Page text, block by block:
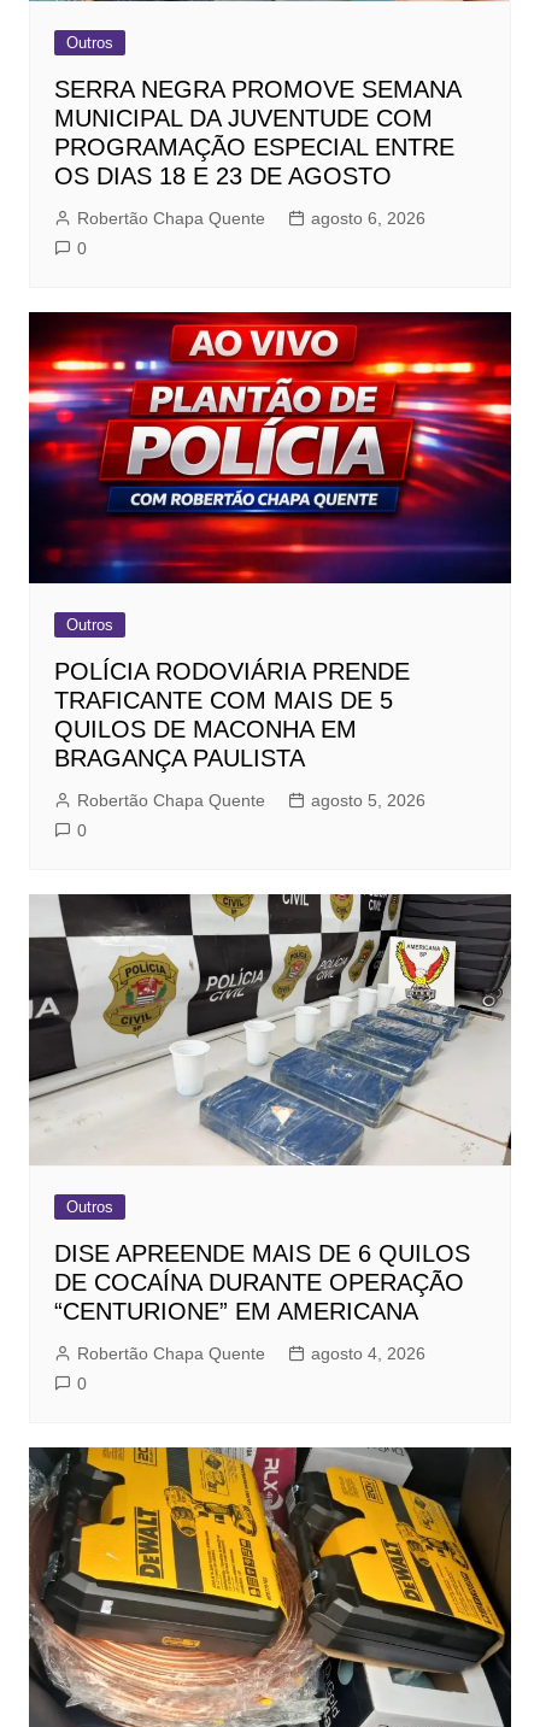
Outros
SERRA NEGRA PROMOVE SEMANA
MUNICIPAL DA JUVENTUDE COM
PROGRAMAÇÃO ESPECIAL ENTRE
OS DIAS 18 E 23 DE AGOSTO
Robertão Chapa Quente
agosto 6, 2026
0
Outros
POLÍCIA RODOVIÁRIA PRENDE
TRAFICANTE COM MAIS DE 5
QUILOS DE MACONHA EM
BRAGANÇA PAULISTA
Robertão Chapa Quente
agosto 5, 2026
0
Outros
DISE APREENDE MAIS DE 6 QUILOS
DE COCAÍNA DURANTE OPERAÇÃO
“CENTURIONE” EM AMERICANA
Robertão Chapa Quente
agosto 4, 2026
0